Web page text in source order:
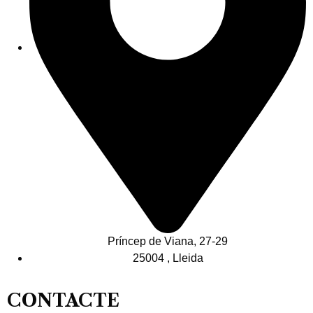
Príncep de Viana, 27-29
25004 , Lleida
CONTACTE